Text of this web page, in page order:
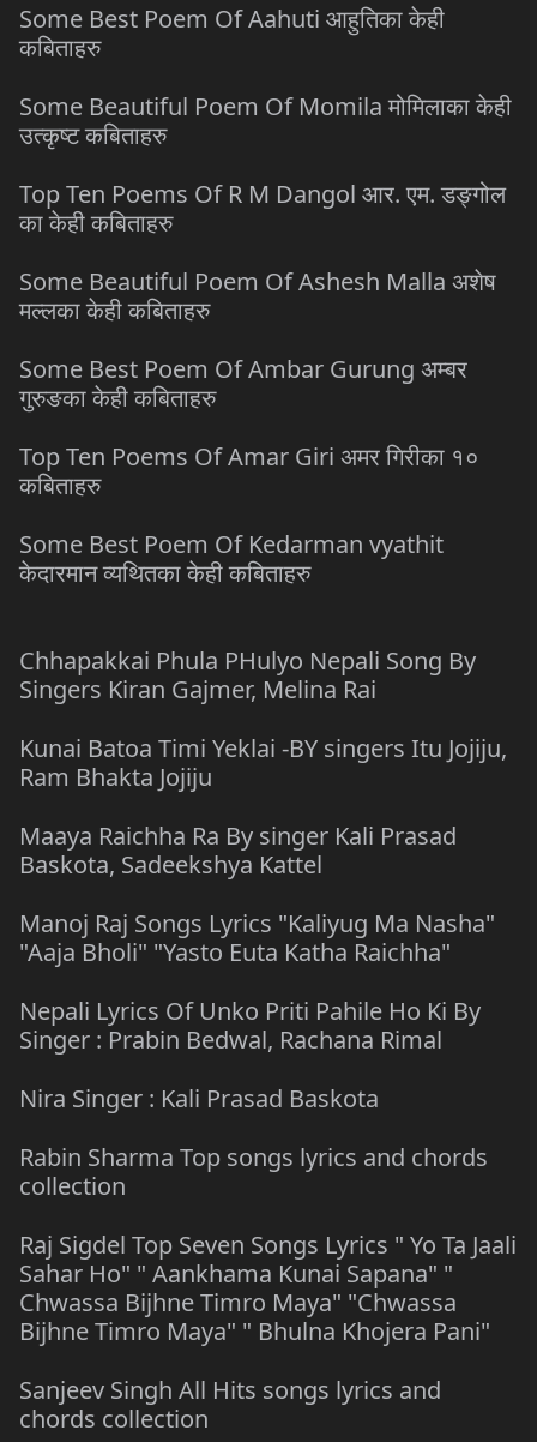
Some Best Poem Of Aahuti आहुतिका केही
कबिताहरु
Some Beautiful Poem Of Momila मोमिलाका केही
उत्कृष्ट कबिताहरु
Top Ten Poems Of R M Dangol आर. एम. डङ्गोल
का केही कबिताहरु
Some Beautiful Poem Of Ashesh Malla अशेष
मल्लका केही कबिताहरु
Some Best Poem Of Ambar Gurung अम्बर
गुरुङका केही कबिताहरु
Top Ten Poems Of Amar Giri अमर गिरीका १०
कबिताहरु
Some Best Poem Of Kedarman vyathit
केदारमान व्यथितका केही कबिताहरु
Chhapakkai Phula PHulyo Nepali Song By
Singers Kiran Gajmer, Melina Rai
Kunai Batoa Timi Yeklai -BY singers Itu Jojiju,
Ram Bhakta Jojiju
Maaya Raichha Ra By singer Kali Prasad
Baskota, Sadeekshya Kattel
Manoj Raj Songs Lyrics "Kaliyug Ma Nasha"
"Aaja Bholi" "Yasto Euta Katha Raichha"
Nepali Lyrics Of Unko Priti Pahile Ho Ki By
Singer : Prabin Bedwal, Rachana Rimal
Nira Singer : Kali Prasad Baskota
Rabin Sharma Top songs lyrics and chords
collection
Raj Sigdel Top Seven Songs Lyrics " Yo Ta Jaali
Sahar Ho" " Aankhama Kunai Sapana" "
Chwassa Bijhne Timro Maya" "Chwassa
Bijhne Timro Maya" " Bhulna Khojera Pani"
Sanjeev Singh All Hits songs lyrics and
chords collection